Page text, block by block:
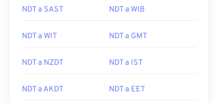
NDT a SAST NDT a WIB
NDT a WIT NDT a GMT
NDT a NZDT NDT a IST
NDT a AKDT NDT a EET